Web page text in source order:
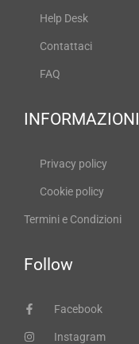
Help Desk
Contattaci
FAQ
INFORMAZIONI
Privacy policy
Cookie policy
Termini e Condizioni
Follow
Facebook
Instagram